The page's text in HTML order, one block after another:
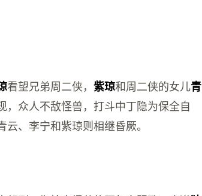
看望兄弟周二侠，紫琼和周二侠的女儿青
众人不敌怪兽，打斗中丁隐为保全自
、李宁和紫琼则相继昏厥。